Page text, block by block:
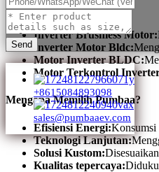
Send
+8615084893098
sales@pumbaaev.com
Fitur Utama:
Inverter Brushless Motor:
Inverter Motor Bldc:
Motor Inverter BLDC:
Motor Terkontrol
Mengapa Memilih Pumbaa?
Efisiensi Energi:Konsumsi
Teknologi Lanjutan:
Solusi Kustom:
Kualitas tepercaya: